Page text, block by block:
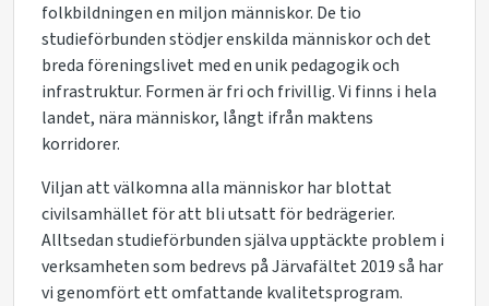
folkbildningen en miljon människor. De tio
studieförbunden stödjer enskilda människor och det
breda föreningslivet med en unik pedagogik och
infrastruktur. Formen är fri och frivillig. Vi finns i hela
landet, nära människor, långt ifrån maktens
korridorer.
Viljan att välkomna alla människor har blottat
civilsamhället för att bli utsatt för bedrägerier.
Alltsedan studieförbunden själva upptäckte problem i
verksamheten som bedrevs på Järvafältet 2019 så har
vi genomfört ett omfattande kvalitetsprogram.